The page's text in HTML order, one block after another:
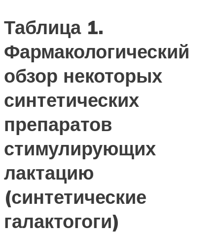
Таблица 1.
Фармакологический
обзор некоторых
синтетических
препаратов
стимулирующих
лактацию
(синтетические
галактогоги)